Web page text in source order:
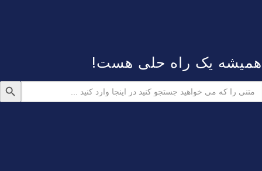
همیشه یک راه حلی هست!
جستجو
برای:
دکمه